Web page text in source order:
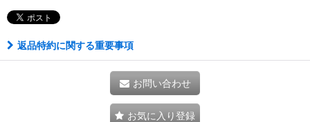
返品特約に関する重要事項
お問い合わせ
お気に入り登録